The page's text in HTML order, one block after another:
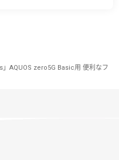
」AQUOS zero5G Basic用 便利なフ